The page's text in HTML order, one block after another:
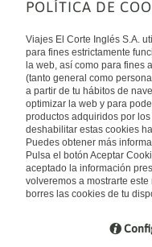
Sobre nosotros
Quiénes somos
Financiación
Sostenibilidad
Turismo accesible
Tarjeta El Corte Inglés
Trabaja con nosotros
El Corte Inglés
Canal Ético
Enlaces de
Guías de viaje
Catálogos
Auto check-in
Condiciones Generales
Política de privacidad
Política de cookies
Accesibilidad
Empresas/ Grupos
Internacional
España
Visita nuestro blog
Blog de Viajes el Corte
POLÍTICA DE
Viajes El Corte Inglés S.A.
para fines estrictamente
la web, así como para fines
(tanto general como
a partir de tu hábitos de
optimizar la web y para
productos adquiridos por
deshabilitar estas cookies
Puedes obtener más
Pulsa el botón Aceptar
aceptado la información
volveremos a mostrarte
borres las cookies de tu